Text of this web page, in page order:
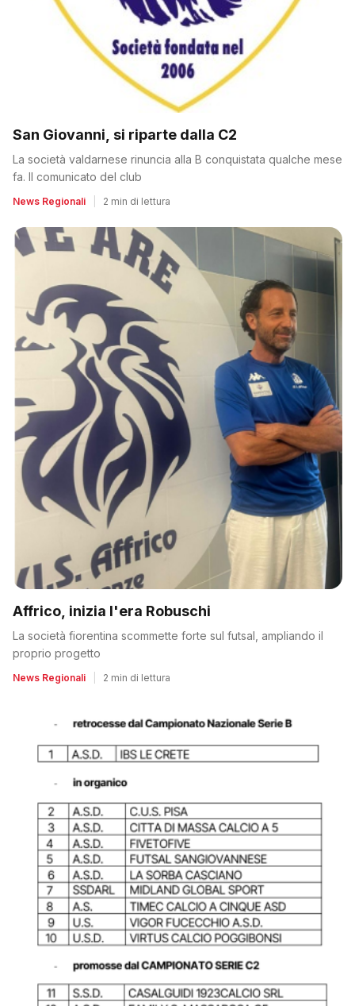
San Giovanni, si riparte dalla C2
La società valdarnese rinuncia alla B conquistata qualche mese
fa. Il comunicato del club
News Regionali 2 min di lettura
Affrico, inizia l'era Robuschi
La società fiorentina scommette forte sul futsal, ampliando il
proprio progetto
News Regionali 2 min di lettura